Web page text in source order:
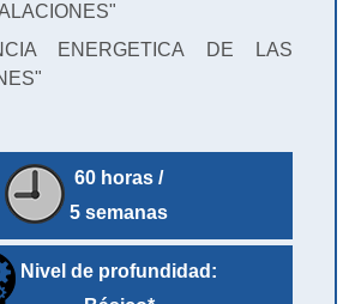
ENERGETICA DE LAS
60 horas /
5 semanas
Nivel de profundidad: